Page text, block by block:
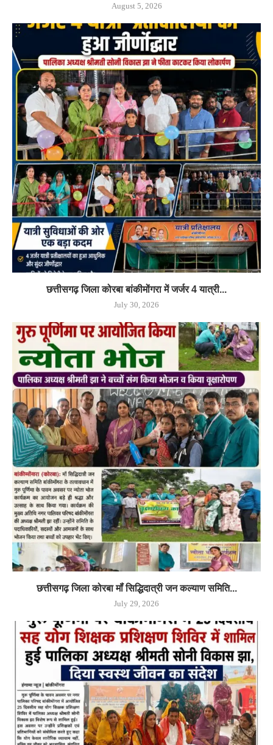
August 5, 2026
छत्तीसगढ़ जिला कोरबा बांकीमोंगरा में जर्जर 4 यात्री...
July 30, 2026
छत्तीसगढ़ जिला कोरबा मॉं सिद्धिदात्री जन कल्याण समिति...
July 29, 2026